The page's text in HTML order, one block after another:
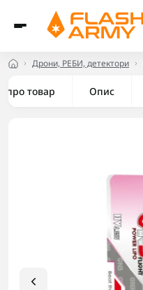
Дрони, РЕБИ, детектори
про товар Опис